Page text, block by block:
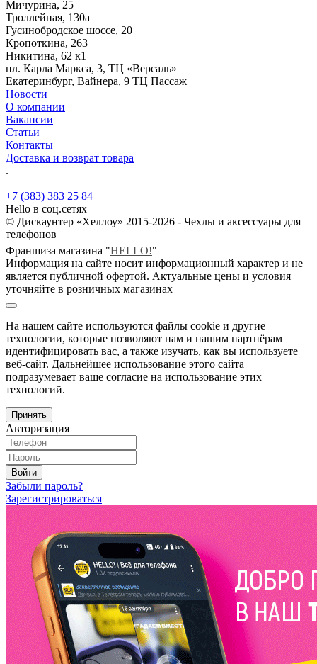
Мичурина, 25
Троллейная, 130а
Гусинобродское шоссе, 20
Кропоткина, 263
Никитина, 62 к1
пл. Карла Маркса, 3, ТЦ «Версаль»
Екатеринбург, Вайнера, 9 ТЦ Пассаж
Новости
О компании
Вакансии
Статьи
Контакты
Доставка и возврат товара
.
+7 (383) 383 25 84
Hello в соц.сетях
© Дискаунтер «Хеллоу» 2015-2026 - Чехлы и аксессуары для
телефонов
Франшиза магазина "HELLO!"
Информация на сайте носит информационный характер и не
является публичной офертой. Актуальные цены и условия
уточняйте в розничных магазинах
На нашем сайте используются файлы cookie и другие
технологии, которые позволяют нам и нашим партнёрам
идентифицировать вас, а также изучать, как вы используете
веб-сайт. Дальнейшее использование этого сайта
подразумевает ваше согласие на использование этих
технологий.
Принять
Авторизация
Войти
Забыли пароль?
Зарегистрироваться